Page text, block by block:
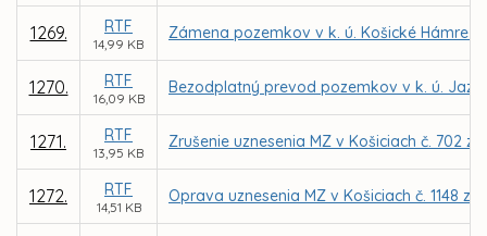
1269. RTF
14,99 KB
Zámena pozemkov v k. ú. Košické Hámre
1270. RTF
16,09 KB
Bezodplatný prevod pozemkov v k. ú.
1271. RTF
13,95 KB
Zrušenie uznesenia MZ v Košiciach č. 702 zo
1272. RTF
14,51 KB
Oprava uznesenia MZ v Košiciach č. 1148